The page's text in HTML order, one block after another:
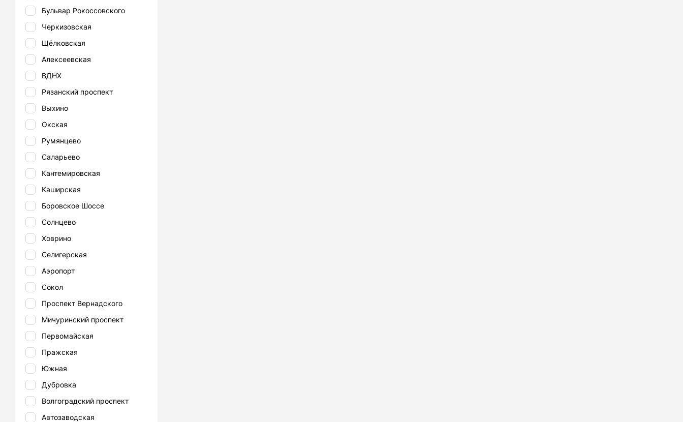
Бульвар Рокоссовского
Черкизовская
Щёлковская
Алексеевская
ВДНХ
Рязанский проспект
Выхино
Окская
Румянцево
Саларьево
Кантемировская
Каширская
Боровское Шоссе
Солнцево
Ховрино
Селигерская
Аэропорт
Сокол
Проспект Вернадского
Мичуринский проспект
Первомайская
Пражская
Южная
Дубровка
Волгоградский проспект
Автозаводская